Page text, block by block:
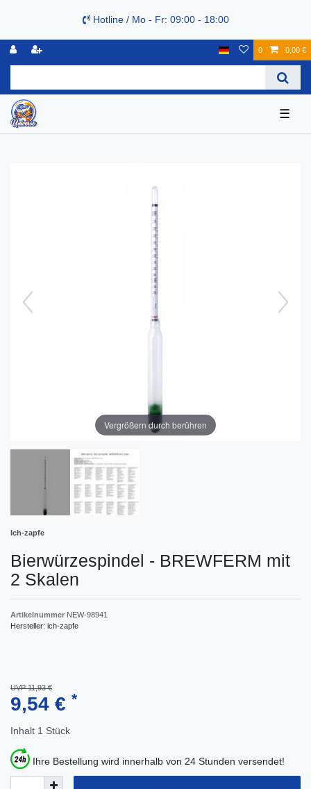
Hotline / Mo - Fr: 09:00 - 18:00
0 0,00 €
☰
Vergrößern durch berühren
Ich-zapfe
Bierwürzespindel - BREWFERM mit
2 Skalen
Artikelnummer NEW-98941
Hersteller: ich-zapfe
UVP 11,93 €
9,54 € *
Inhalt 1 Stück
Ihre Bestellung wird innerhalb von 24 Stunden versendet!